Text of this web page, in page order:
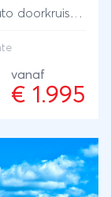
doorkruist,
aan het
met
vanaf
€ 1.995